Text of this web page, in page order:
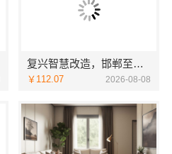
复兴智慧改造，邯郸至臻全宅新材料有限公司赋能居住新体验
￥112.07 2026-08-08